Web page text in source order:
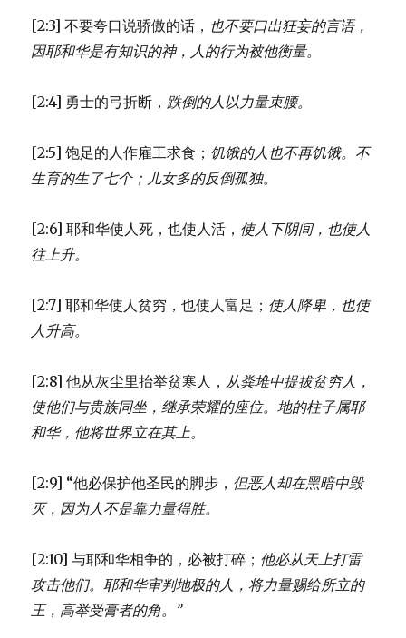
[2:3] 不要夸口说骄傲的话， 也不要口出狂妄的言语，
因耶和华是有知识的神， 人的行为被他衡量。
[2:4] 勇士的弓折断， 跌倒的人以力量束腰。
[2:5] 饱足的人作雇工求食； 饥饿的人也不再饥饿。 不
生育的生了七个； 儿女多的反倒孤独。
[2:6] 耶和华使人死，也使人活， 使人下阴间，也使人
往上升。
[2:7] 耶和华使人贫穷，也使人富足； 使人降卑，也使
人升高。
[2:8] 他从灰尘里抬举贫寒人， 从粪堆中提拔贫穷人，
使他们与贵族同坐，继承荣耀的座位。地的柱子属耶
和华， 他将世界立在其上。
[2:9] “他必保护他圣民的脚步， 但恶人却在黑暗中毁
灭， 因为人不是靠力量得胜。
[2:10] 与耶和华相争的，必被打碎； 他必从天上打雷
攻击他们。耶和华审判地极的人，将力量赐给所立的
王， 高举受膏者的角。”